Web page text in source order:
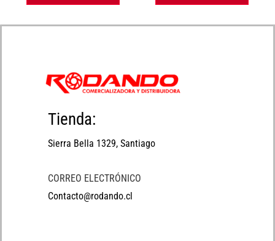
Tienda:
Sierra Bella 1329, Santiago
CORREO ELECTRÓNICO
Contacto@rodando.cl